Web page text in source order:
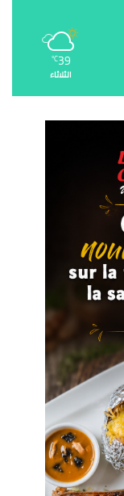
39
℃
الثلاثاء